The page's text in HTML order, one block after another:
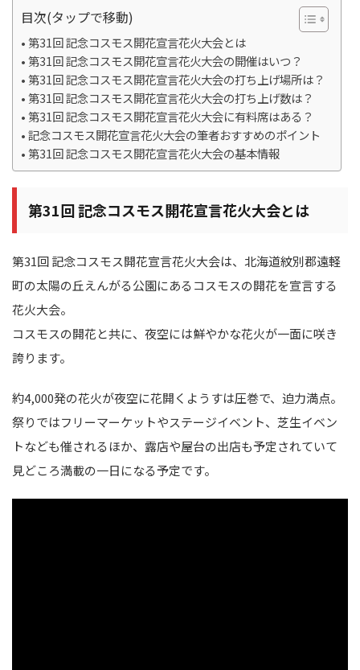
目次(タップで移動)
第31回 記念コスモス開花宣言花火大会とは
第31回 記念コスモス開花宣言花火大会の開催はいつ？
第31回 記念コスモス開花宣言花火大会の打ち上げ場所は？
第31回 記念コスモス開花宣言花火大会の打ち上げ数は？
第31回 記念コスモス開花宣言花火大会に有料席はある？
記念コスモス開花宣言花火大会の筆者おすすめのポイント
第31回 記念コスモス開花宣言花火大会の基本情報
第31回 記念コスモス開花宣言花火大会とは
第31回 記念コスモス開花宣言花火大会は、北海道紋別郡遠軽
町の太陽の丘えんがる公園にあるコスモスの開花を宣言する
花火大会。
コスモスの開花と共に、夜空には鮮やかな花火が一面に咲き
誇ります。
約4,000発の花火が夜空に花開くようすは圧巻で、迫力満点。
祭りではフリーマーケットやステージイベント、芝生イベン
トなども催されるほか、露店や屋台の出店も予定されていて
見どころ満載の一日になる予定です。